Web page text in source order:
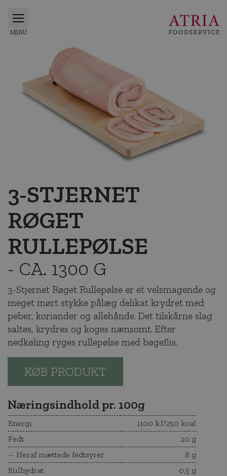
3-STJERNET
RØGET
RULLEPØLSE
- CA. 1300 G
3-Stjernet Røget Rullepølse er et velsmagende og
meget mørt stykke pålæg delikat krydret med
peber, koriander og allehånde. Det tilskårne slag
saltes, krydres og koges nænsomt. Efter
nedkøling ryges rullepølse med bøgeflis.
KØB PRODUKT
Næringsindhold pr. 100g
Energi
1100 kJ/250 kcal
Fedt
20 g
-- Heraf mættede fedtsyrer
8 g
Kulhydrat
0,5 g